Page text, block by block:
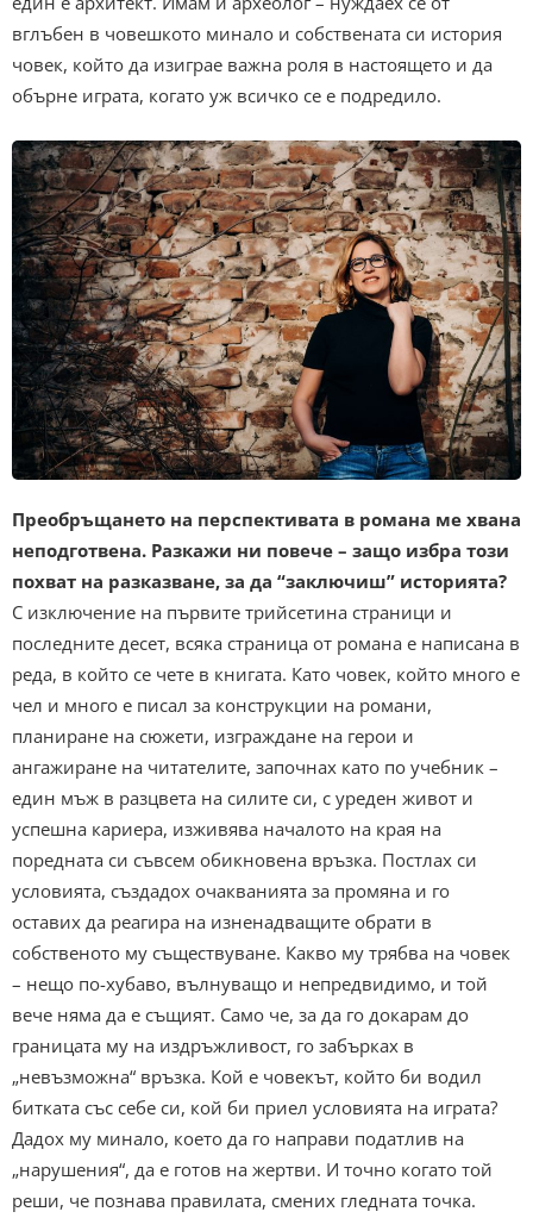
вглъбен в човешкото минало и собствената си история
човек, който да изиграе важна роля в настоящето и да
обърне играта, когато уж всичко се е подредило.
Преобръщането на перспективата в романа ме хвана
неподготвена. Разкажи ни повече – защо избра този
похват на разказване, за да “заключиш” историята?
С изключение на първите трийсетина страници и
последните десет, всяка страница от романа е написана в
реда, в който се чете в книгата. Като човек, който много е
чел и много е писал за конструкции на романи,
планиране на сюжети, изграждане на герои и
ангажиране на читателите, започнах като по учебник –
един мъж в разцвета на силите си, с уреден живот и
успешна кариера, изживява началото на края на
поредната си съвсем обикновена връзка. Постлах си
условията, създадох очакванията за промяна и го
оставих да реагира на изненадващите обрати в
собственото му съществуване. Какво му трябва на човек
– нещо по-хубаво, вълнуващо и непредвидимо, и той
вече няма да е същият. Само че, за да го докарам до
границата му на издръжливост, го забърках в
„невъзможна“ връзка. Кой е човекът, който би водил
битката със себе си, кой би приел условията на играта?
Дадох му минало, което да го направи податлив на
„нарушения“, да е готов на жертви. И точно когато той
реши, че познава правилата, смених гледната точка.